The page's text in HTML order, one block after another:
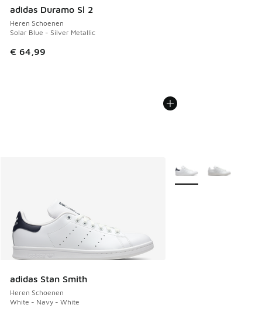
adidas Duramo Sl 2
Heren Schoenen
Solar Blue - Silver Metallic
€ 64,99
adidas Stan Smith
Heren Schoenen
White - Navy - White
Meer kleuren